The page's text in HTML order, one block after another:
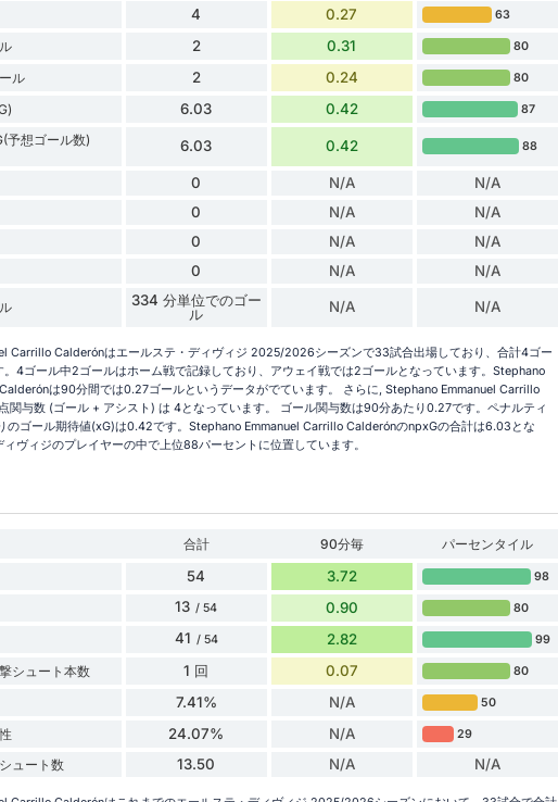
4 0.27 63
2 0.31 80
ル 2 0.24 80
6.03 0.42 87
予想ゴール数)
6.03 0.42 88
0 N/A N/A
0 N/A N/A
0 N/A N/A
0 N/A N/A
334 分単位でのゴー
ル
N/A N/A
Carrillo Calderónはエールステ・ディヴィジ 2025/2026シーズンで33試合出場しており、合計4ゴー
。4ゴール中2ゴールはホーム戦で記録しており、アウェイ戦では2ゴールとなっています。Stephano
は90分間では0.27ゴールというデータがでています。 さらに, Stephano Emmanuel Carrillo
関与数 (ゴール + アシスト) は 4となっています。 ゴール関与数は90分あたり0.27です。ペナルティ
のゴール期待値(xG)は0.42です。Stephano Emmanuel Carrillo CalderónのnpxGの合計は6.03とな
ィヴィジのプレイヤーの中で上位88パーセントに位置しています。
合計 90分毎
パーセンタイル
54 3.72 98
13 / 54 0.90 80
41 / 54 2.82 99
シュート本数 1 回 0.07 80
7.41% N/A 50
24.07% N/A 29
ュート数 13.50 N/A N/A